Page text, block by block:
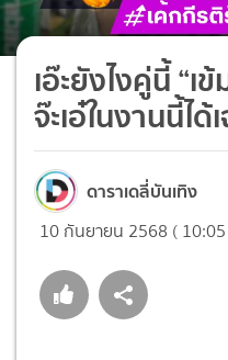
เอ๊ะยังไงคู่นี้ “เ
จ๊ะเอ๋ในงานนี้ได้
ดาราเดลี่บันเทิง
10 กันยายน 2568 (